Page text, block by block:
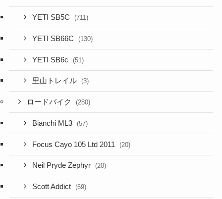
YETI SB5C (711)
YETI SB66C (130)
YETI SB6c (51)
里山トレイル (3)
ロードバイク (280)
Bianchi ML3 (57)
Focus Cayo 105 Ltd 2011 (20)
Neil Pryde Zephyr (20)
Scott Addict (69)